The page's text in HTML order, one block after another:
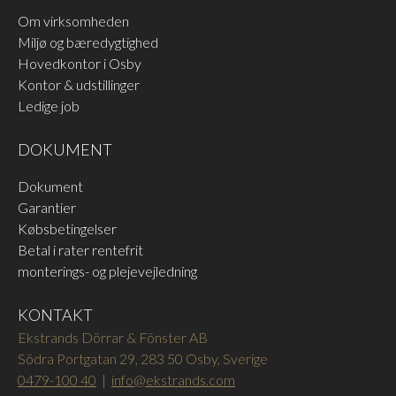
Om virksomheden
Miljø og bæredygtighed
Hovedkontor i Osby
Kontor & udstillinger
Ledige job
DOKUMENT
Dokument
Garantier
Købsbetingelser
Betal i rater rentefrit
monterings- og plejevejledning
KONTAKT
Ekstrands Dörrar & Fönster AB
Södra Portgatan 29, 283 50 Osby, Sverige
0479-100 40 | info@ekstrands.com